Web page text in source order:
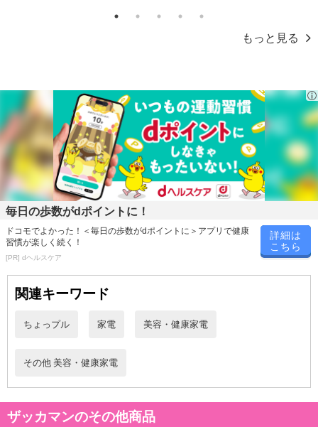
フットマット：31×31×高さ0.5cm
重量:約110g
電源：単4電池2本（別売り）
セット内容：本体コントローラー、フットマット、取扱説明書（兼
保証書）
材質：ABS、他
モード
・6種類のトレーニングモード
・約15分の自動プログラム
・10段階の強弱レベル調節機能
詳細はこちら
1 2 3 4 5
もっと見る
毎日の歩数がdポイントに！
ドコモでよかった！＜毎日の歩数がdポイントに＞アプリで健康
習慣が楽しく続く！
[PR] dヘルスケア
詳細は
こちら
関連キーワード
ちょっプル 家電 美容・健康家電
その他 美容・健康家電
ザッカマンのその他商品